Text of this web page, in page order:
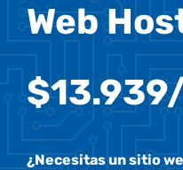
Web
¿Necesitas un sitio